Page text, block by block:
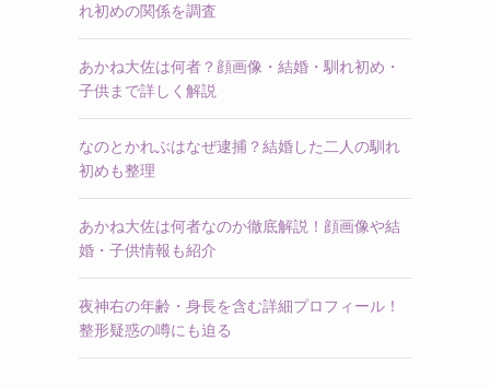
れ初めの関係を調査
あかね大佐は何者？顔画像・結婚・馴れ初め・
子供まで詳しく解説
なのとかれぶはなぜ逮捕？結婚した二人の馴れ
初めも整理
あかね大佐は何者なのか徹底解説！顔画像や結
婚・子供情報も紹介
夜神右の年齢・身長を含む詳細プロフィール！
整形疑惑の噂にも迫る